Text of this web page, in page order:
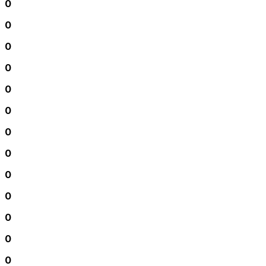
0
0
0
0
0
0
0
0
0
0
0
0
0